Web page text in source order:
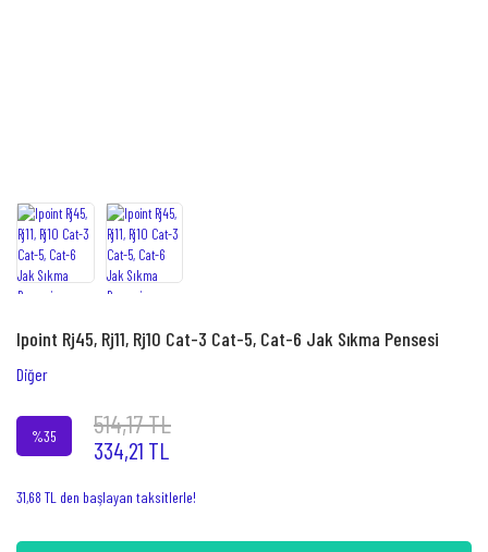
Ipoint Rj45, Rj11, Rj10 Cat-3 Cat-5, Cat-6 Jak Sıkma Pensesi
Diğer
%35 514,17 TL
334,21 TL
31,68 TL den başlayan taksitlerle!